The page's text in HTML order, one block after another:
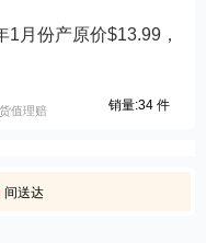
月份产原价$13.99，
货值理赔 销量:34 件
间送达